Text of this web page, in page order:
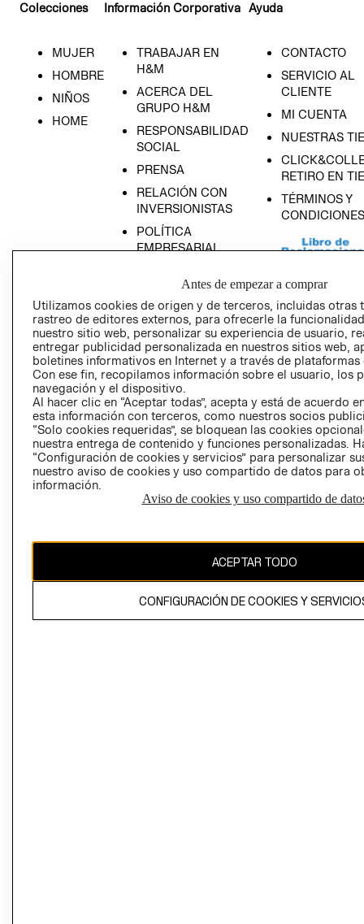
Colecciones
MUJER
HOMBRE
NIÑOS
HOME
Información Corporativa
TRABAJAR EN
H&M
ACERCA DEL
GRUPO H&M
RESPONSABILIDAD
SOCIAL
PRENSA
RELACIÓN CON
INVERSIONISTAS
POLÍTICA
EMPRESARIAL
Ayuda
CONTACTO
SERVICIO AL
CLIENTE
MI CUENTA
NUESTRAS
RETIRO EN
TÉRMINOS Y
CONDICIONES
AVISO DE
PRIVACIDAD
GIFT CARD
El contenido de esta página web está protegido por copyright y es
Antes de empezar a comprar
Utilizamos cookies de origen y de terceros, incluidas otras
rastreo de editores externos, para ofrecerle la
nuestro sitio web, personalizar su experiencia de usuario,
entregar publicidad personalizada en nuestros sitios web,
boletines informativos en Internet y a través de plataformas
Con ese fin, recopilamos información sobre el usuario, los
navegación y el dispositivo.
Al hacer clic en “Aceptar todas”, acepta y está de acuerdo
esta información con terceros, como nuestros socios
“Solo cookies requeridas”, se bloquean las cookies
nuestra entrega de contenido y funciones personalizadas.
“Configuración de cookies y servicios” para personalizar
nuestro aviso de cookies y uso compartido de datos para
información.
Aviso de cookies y uso compartido de
ACEPTAR TODO
CONFIGURACIÓN DE COOKIES Y